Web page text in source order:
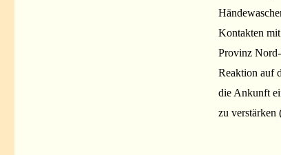
Kontakten
Provinz
Reaktion auf
die Ankunft
zu verstärken